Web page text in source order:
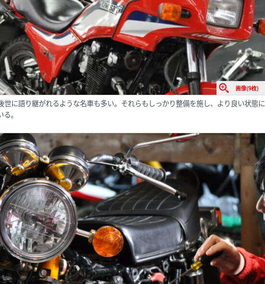
画像(9枚)
世に語り継がれるような名車も多い。それらもしっかり整備を施し、より良い状態に
。